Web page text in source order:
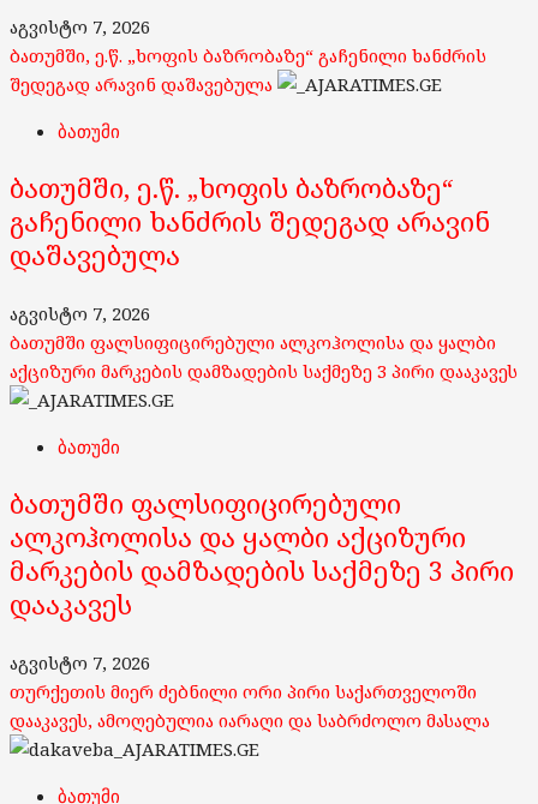
აგვისტო 7, 2026
ბათუმში, ე.წ. „ხოფის ბაზრობაზე“ გაჩენილი ხანძრის
შედეგად არავინ დაშავებულა
ბათუმი
ბათუმში, ე.წ. „ხოფის ბაზრობაზე“
გაჩენილი ხანძრის შედეგად არავინ
დაშავებულა
აგვისტო 7, 2026
ბათუმში ფალსიფიცირებული ალკოჰოლისა და ყალბი
აქციზური მარკების დამზადების საქმეზე 3 პირი დააკავეს
ბათუმი
ბათუმში ფალსიფიცირებული
ალკოჰოლისა და ყალბი აქციზური
მარკების დამზადების საქმეზე 3 პირი
დააკავეს
აგვისტო 7, 2026
თურქეთის მიერ ძებნილი ორი პირი საქართველოში
დააკავეს, ამოღებულია იარაღი და საბრძოლო მასალა
ბათუმი